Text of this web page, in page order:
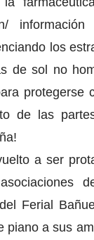
los
de sol no
protegerse
de las
a ser
Ferial
piano a sus